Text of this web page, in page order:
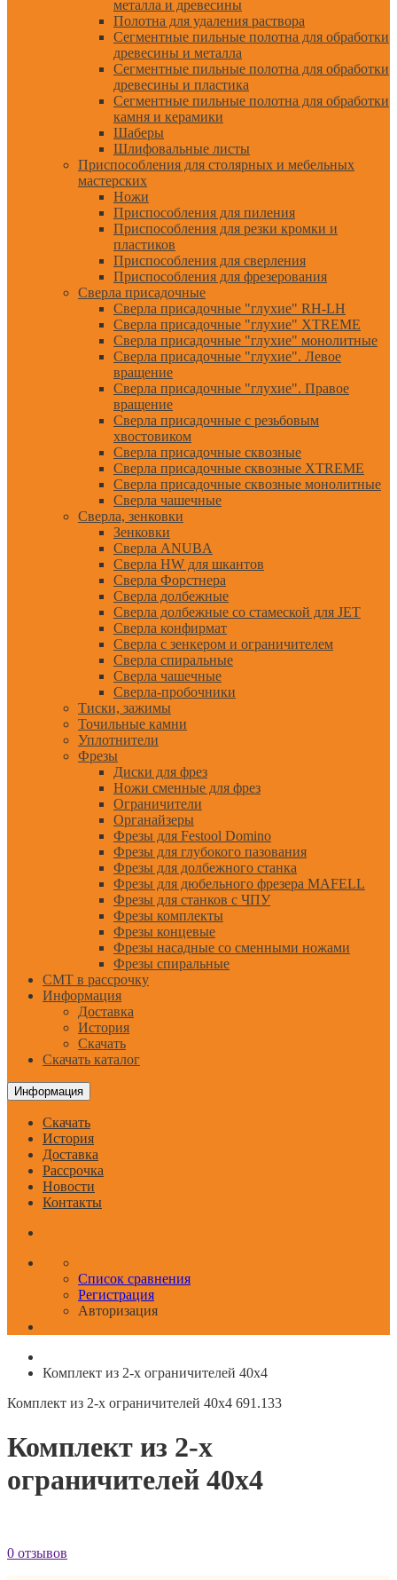
металла и древесины
Полотна для удаления раствора
Сегментные пильные полотна для обработки
древесины и металла
Сегментные пильные полотна для обработки
древесины и пластика
Сегментные пильные полотна для обработки
камня и керамики
Шаберы
Шлифовальные листы
Приспособления для столярных и мебельных
мастерских
Ножи
Приспособления для пиления
Приспособления для резки кромки и
пластиков
Приспособления для сверления
Приспособления для фрезерования
Сверла присадочные
Сверла присадочные "глухие" RH-LH
Сверла присадочные "глухие" XTREME
Сверла присадочные "глухие" монолитные
Сверла присадочные "глухие". Левое
вращение
Сверла присадочные "глухие". Правое
вращение
Сверла присадочные с резьбовым
хвостовиком
Сверла присадочные сквозные
Сверла присадочные сквозные XTREME
Сверла присадочные сквозные монолитные
Сверла чашечные
Сверла, зенковки
Зенковки
Сверла ANUBA
Сверла HW для шкантов
Сверла Форстнера
Сверла долбежные
Сверла долбежные со стамеской для JET
Сверла конфирмат
Сверла с зенкером и ограничителем
Сверла спиральные
Сверла чашечные
Сверла-пробочники
Тиски, зажимы
Точильные камни
Уплотнители
Фрезы
Диски для фрез
Ножи сменные для фрез
Ограничители
Органайзеры
Фрезы для Festool Domino
Фрезы для глубокого пазования
Фрезы для долбежного станка
Фрезы для дюбельного фрезера MAFELL
Фрезы для станков с ЧПУ
Фрезы комплекты
Фрезы концевые
Фрезы насадные со сменными ножами
Фрезы спиральные
CMT в рассрочку
Информация
Доставка
История
Скачать
Скачать каталог
Информация
Скачать
История
Доставка
Рассрочка
Новости
Контакты
Список сравнения
Регистрация
Авторизация
Комплект из 2-х ограничителей 40x4
Комплект из 2-х ограничителей 40x4 691.133
Комплект из 2-х
ограничителей 40x4
0 отзывов